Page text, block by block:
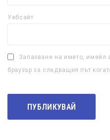
Уебсайт
Запазване на името, имейл
браузър за следващия път